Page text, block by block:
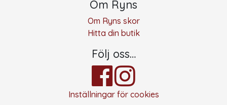
Om Ryns
Om Ryns skor
Hitta din butik
Följ oss…
Inställningar för cookies